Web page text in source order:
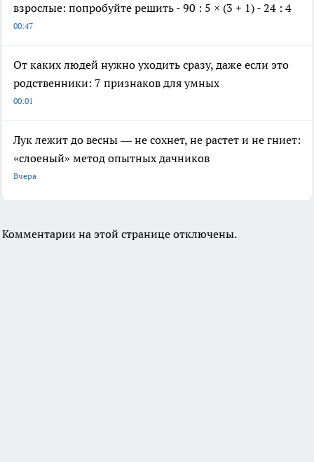
взрослые: попробуйте решить - 90 : 5 × (3 + 1) - 24 : 4
00:47
От каких людей нужно уходить сразу, даже если это
родственники: 7 признаков для умных
00:01
Лук лежит до весны — не сохнет, не растет и не гниет:
«слоеный» метод опытных дачников
Вчера
Комментарии на этой странице отключены.